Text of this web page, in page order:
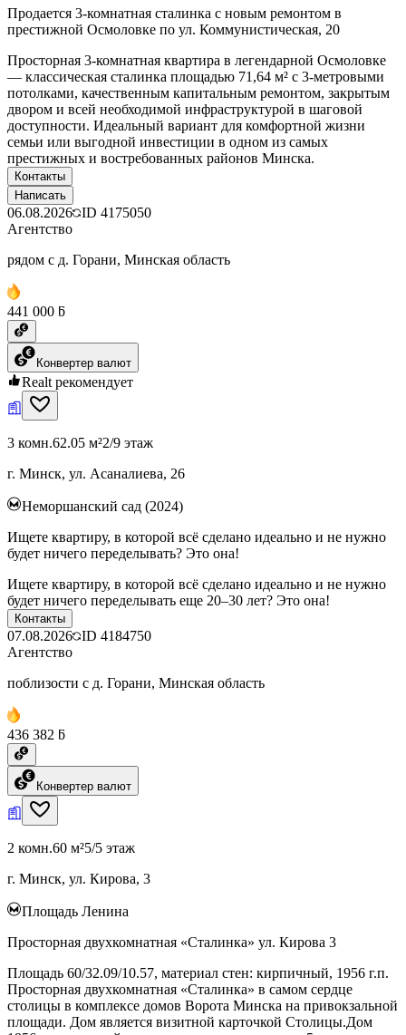
Продается 3-комнатная сталинка с новым ремонтом в
престижной Осмоловке по ул. Коммунистическая, 20
Просторная 3-комнатная квартира в легендарной Осмоловке
— классическая сталинка площадью 71,64 м² с 3-метровыми
потолками, качественным капитальным ремонтом, закрытым
двором и всей необходимой инфраструктурой в шаговой
доступности. Идеальный вариант для комфортной жизни
семьи или выгодной инвестиции в одном из самых
престижных и востребованных районов Минска.
Контакты
Написать
06.08.2026 ID 4175050
Агентство
рядом с д. Горани, Минская область
441 000 ƃ
Конвертер валют
Realt рекомендует
3 комн.62.05 м²2/9 этаж
г. Минск, ул. Асаналиева, 26
Неморшанский сад (2024)
Ищете квартиру, в которой всё сделано идеально и не нужно
будет ничего переделывать? Это она!
Ищете квартиру, в которой всё сделано идеально и не нужно
будет ничего переделывать еще 20–30 лет? Это она!
Контакты
07.08.2026 ID 4184750
Агентство
поблизости с д. Горани, Минская область
436 382 ƃ
Конвертер валют
2 комн.60 м²5/5 этаж
г. Минск, ул. Кирова, 3
Площадь Ленина
Просторная двухкомнатная «Сталинка» ул. Кирова 3
Площадь 60/32.09/10.57, материал стен: кирпичный, 1956 г.п.
Просторная двухкомнатная «Сталинка» в самом сердце
столицы в комплексе домов Ворота Минска на привокзальной
площади. Дом является визитной карточкой Столицы.Дом